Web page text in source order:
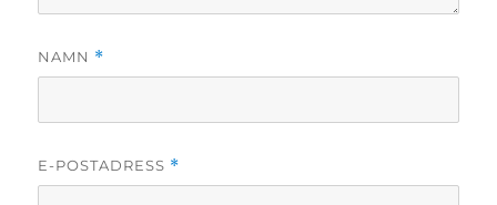
NAMN *
E-POSTADRESS *